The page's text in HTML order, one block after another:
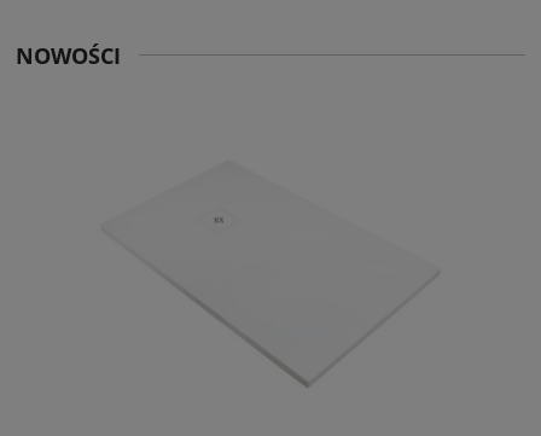
NOWOŚCI